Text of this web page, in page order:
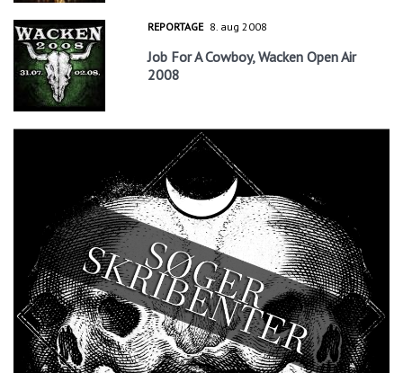
REPORTAGE 8. aug 2008
Job For A Cowboy, Wacken Open Air
2008